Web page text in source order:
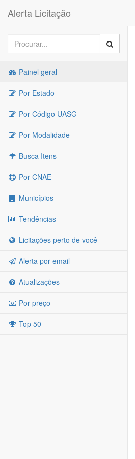
Alerta Licitação
Painel geral
Por Estado
Por Código UASG
Por Modalidade
Busca Itens
Por CNAE
Municípios
Tendências
Licitações perto de você
Alerta por email
Atualizações
Por preço
Top 50